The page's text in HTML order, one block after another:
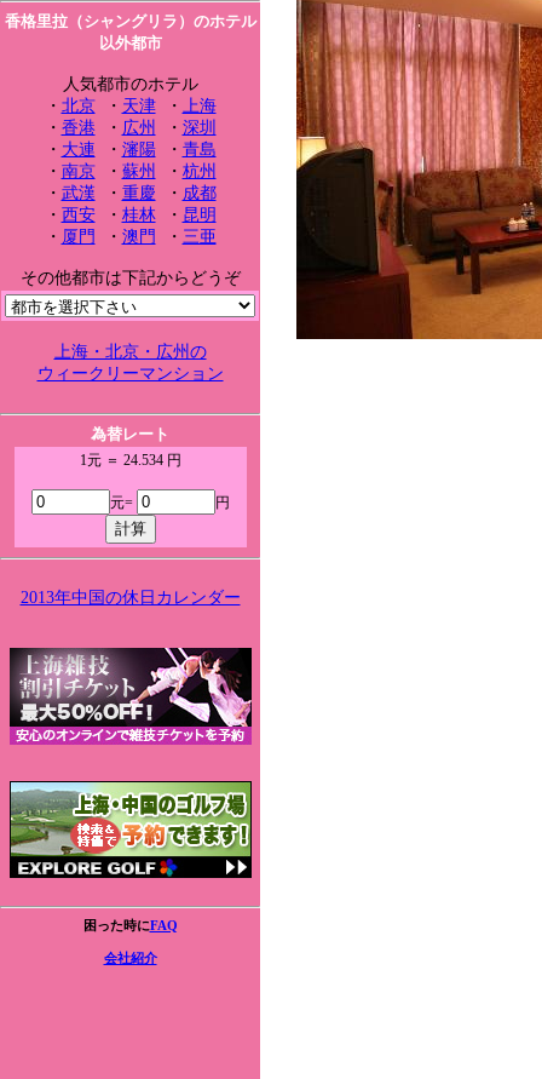
香格里拉（シャングリラ）のホテル
以外都市
人気都市のホテル
・ 北京・ 天津・ 上海
・ 香港・ 広州 ・ 深圳
・ 大連 ・ 瀋陽・ 青島
・ 南京・ 蘇州 ・ 杭州
・ 武漢 ・ 重慶 ・ 成都
・ 西安・ 桂林・ 昆明
・ 厦門 ・ 澳門 ・ 三亜
その他都市は下記からどうぞ
上海・北京・広州の
ウィークリーマンション
為替レート
1元 ＝ 24.534 円
元= 円
2013年中国の休日カレンダー
困った時にFAQ
会社紹介